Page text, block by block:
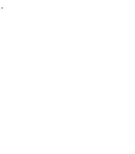
1 تم العثور على نتائج لـ "نظام العاكس الصغير"